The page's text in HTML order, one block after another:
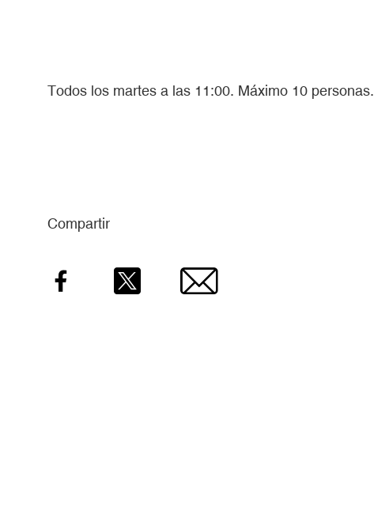
Todos los martes a las 11:00. Máximo 10 personas.
Compartir
Facebook Twitter Email